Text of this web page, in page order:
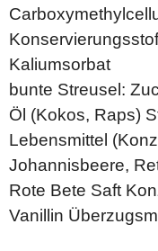
Kaliumsorbat
bunte Streusel:
Öl (Kokos, Raps)
Lebensmittel
Johannisbeere,
Rote Bete Saft
Vanillin